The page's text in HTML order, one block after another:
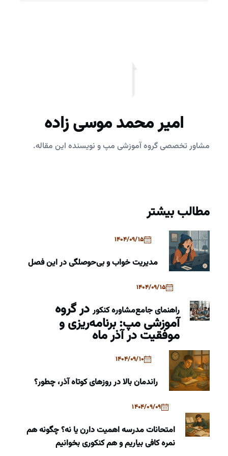
امیر محمد موسی زاده
مشاور تخصصی گروه آموزشی مپ و نویسنده این مقاله.
مطالب بیشتر
1404/09/15
مدیریت خواب و بی‌حوصلگی در این فصل
1404/09/15
راهنمای جامعمشاوره کنکوردر گروه
آموزشی مپ: برنامه‌ریزی و
موفقیت در آذر ماه
1404/09/10
راندمان بالا در روزهای کوتاه آذر، چطور؟
1404/09/09
امتحانات مدرسه اهمیت دارن یا نه؟ چگونه هم
نمره کافی بیاریم و هم کنکوری بخوانیم